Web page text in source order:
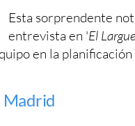
Esta sorprendente
entrevista en 'El
en la
Madrid